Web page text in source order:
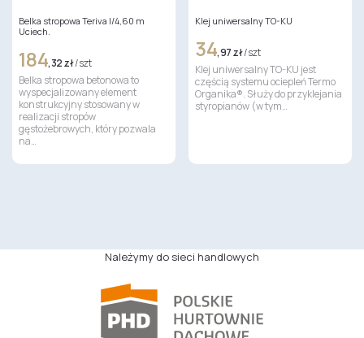
Belka stropowa Teriva I/4,60 m
Uciech.
184,32 zł/ szt
Belka stropowa betonowa to
wyspecjalizowany element
konstrukcyjny stosowany w
realizacji stropów
gęstożebrowych, który pozwala
na…
Klej uniwersalny TO-KU
34,97 zł/ szt
Klej uniwersalny TO-KU jest
częścią systemu ociepleń Termo
Organika®. Służy do przyklejania
styropianów (w tym…
Należymy do sieci handlowych